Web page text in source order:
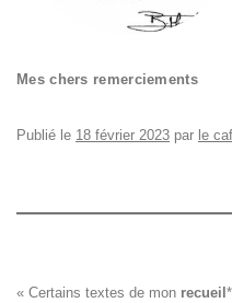
Mes chers remerciements
Publié le 18 février 2023 par le
« Certains textes de mon recueil *